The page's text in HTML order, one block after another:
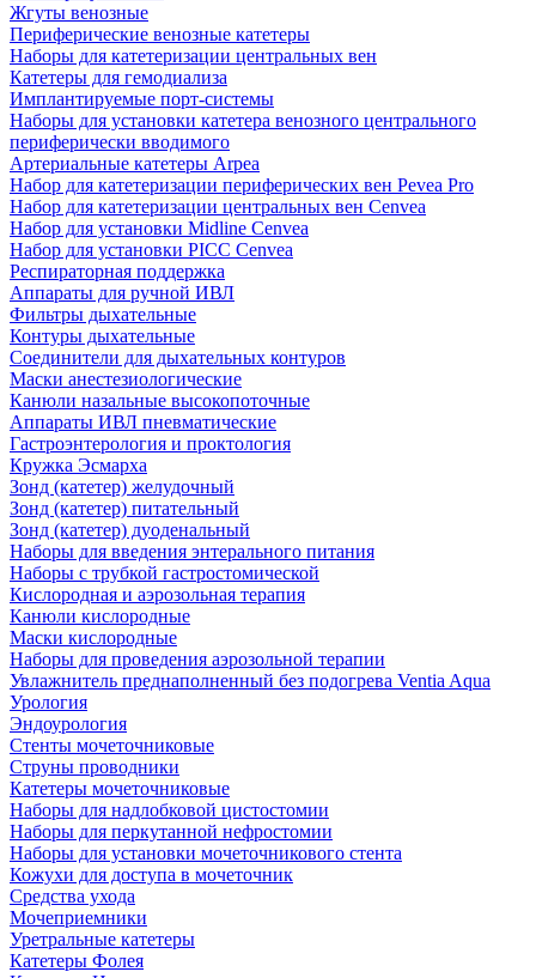
Жгуты венозные
Периферические венозные катетеры
Наборы для катетеризации центральных вен
Катетеры для гемодиализа
Имплантируемые порт‑системы
Наборы для установки катетера венозного центрального
периферически вводимого
Артериальные катетеры Arpea
Набор для катетеризации периферических вен Pevea Pro
Набор для катетеризации центральных вен Cenvea
Набор для установки Midline Cenvea
Набор для установки PICC Cenvea
Респираторная поддержка
Аппараты для ручной ИВЛ
Фильтры дыхательные
Контуры дыхательные
Соединители для дыхательных контуров
Маски анестезиологические
Канюли назальные высокопоточные
Аппараты ИВЛ пневматические
Гастроэнтерология и проктология
Кружка Эсмарха
Зонд (катетер) желудочный
Зонд (катетер) питательный
Зонд (катетер) дуоденальный
Наборы для введения энтерального питания
Наборы с трубкой гастростомической
Кислородная и аэрозольная терапия
Канюли кислородные
Маски кислородные
Наборы для проведения аэрозольной терапии
Увлажнитель преднаполненный без подогрева Ventia Aqua
Урология
Эндоурология
Стенты мочеточниковые
Струны проводники
Катетеры мочеточниковые
Наборы для надлобковой цистостомии
Наборы для перкутанной нефростомии
Наборы для установки мочеточникового стента
Кожухи для доступа в мочеточник
Средства ухода
Мочеприемники
Уретральные катетеры
Катетеры Фолея